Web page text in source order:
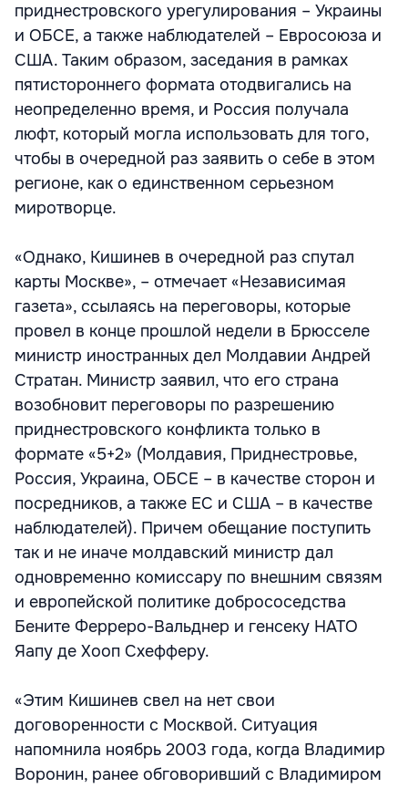
приднестровского урегулирования – Украины
и ОБСЕ, а также наблюдателей – Евросоюза и
США. Таким образом, заседания в рамках
пятистороннего формата отодвигались на
неопределенно время, и Россия получала
люфт, который могла использовать для того,
чтобы в очередной раз заявить о себе в этом
регионе, как о единственном серьезном
миротворце.
«Однако, Кишинев в очередной раз спутал
карты Москве», – отмечает «Независимая
газета», ссылаясь на переговоры, которые
провел в конце прошлой недели в Брюсселе
министр иностранных дел Молдавии Андрей
Стратан. Министр заявил, что его страна
возобновит переговоры по разрешению
приднестровского конфликта только в
формате «5+2» (Молдавия, Приднестровье,
Россия, Украина, ОБСЕ – в качестве сторон и
посредников, а также ЕС и США – в качестве
наблюдателей). Причем обещание поступить
так и не иначе молдавский министр дал
одновременно комиссару по внешним связям
и европейской политике добрососедства
Бените Ферреро-Вальднер и генсеку НАТО
Яапу де Хооп Схефферу.
«Этим Кишинев свел на нет свои
договоренности с Москвой. Ситуация
напомнила ноябрь 2003 года, когда Владимир
Воронин, ранее обговоривший с Владимиром